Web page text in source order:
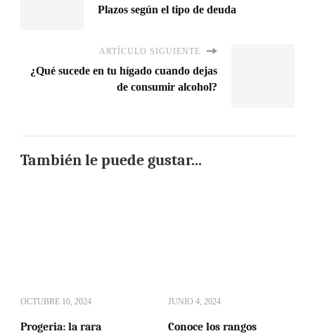
Plazos según el tipo de deuda
ARTÍCULO SIGUIENTE
¿Qué sucede en tu hígado cuando dejas
de consumir alcohol?
También le puede gustar...
OCTUBRE 10, 2024
Progeria: la rara
JUNIO 4, 2024
Conoce los rangos